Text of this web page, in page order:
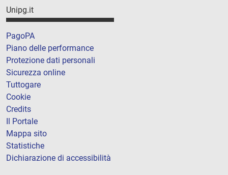
Unipg.it
PagoPA
Piano delle performance
Protezione dati personali
Sicurezza online
Tuttogare
Cookie
Credits
Il Portale
Mappa sito
Statistiche
Dichiarazione di accessibilità